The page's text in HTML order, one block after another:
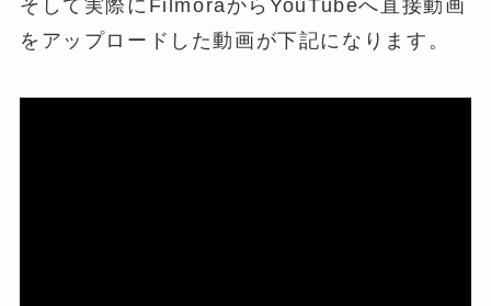
そして実際にFilmoraからYouTubeへ直接動画
をアップロードした動画が下記になります。